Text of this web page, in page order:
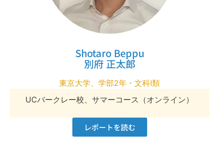
Shotaro Beppu
別府 正太郎
東京大学、学部2年・文科I類
UCバークレー校、サマーコース（オンライン）
レポートを読む